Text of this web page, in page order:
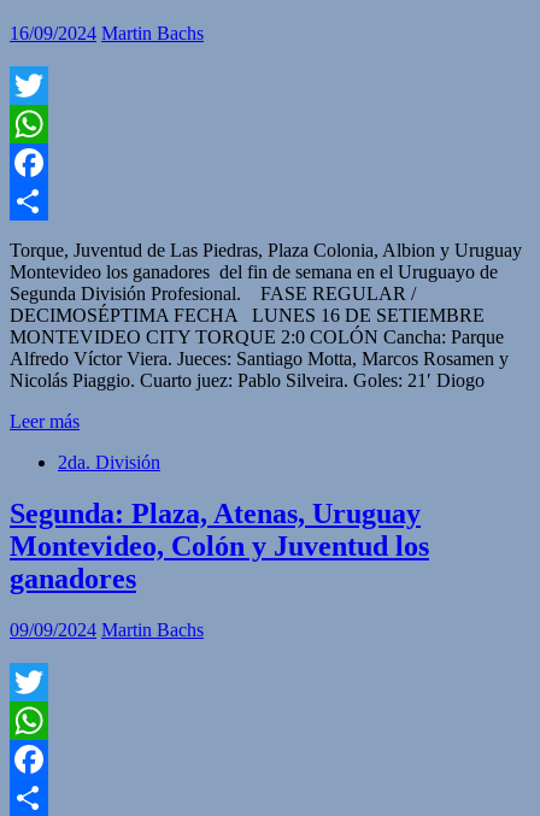
16/09/2024 Martin Bachs
Twitter
WhatsApp
Facebook
Compartir
Torque, Juventud de Las Piedras, Plaza Colonia, Albion y Uruguay
Montevideo los ganadores del fin de semana en el Uruguayo de
Segunda División Profesional. FASE REGULAR /
DECIMOSÉPTIMA FECHA LUNES 16 DE SETIEMBRE
MONTEVIDEO CITY TORQUE 2:0 COLÓN Cancha: Parque
Alfredo Víctor Viera. Jueces: Santiago Motta, Marcos Rosamen y
Nicolás Piaggio. Cuarto juez: Pablo Silveira. Goles: 21′ Diogo
Leer más
2da. División
Segunda: Plaza, Atenas, Uruguay
Montevideo, Colón y Juventud los
ganadores
09/09/2024 Martin Bachs
Twitter
WhatsApp
Facebook